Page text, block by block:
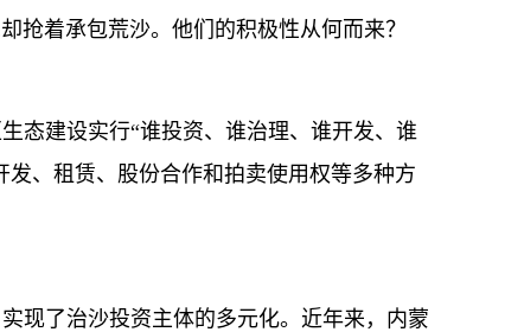
抢着承包荒沙。他们的积极性从何而来？
态建设实行“谁投资、谁治理、谁开发、谁
、租赁、股份合作和拍卖使用权等多种方
现了治沙投资主体的多元化。近年来，内蒙